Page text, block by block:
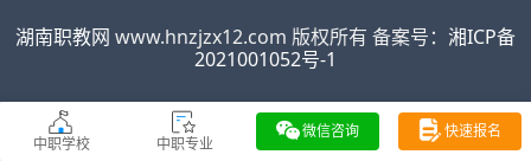
湖南职教网 www.hnzjzx12.com 版权所有 备案号： 湘ICP备
2021001052号-1
中职学校 中职专业
微信咨询 快速报名